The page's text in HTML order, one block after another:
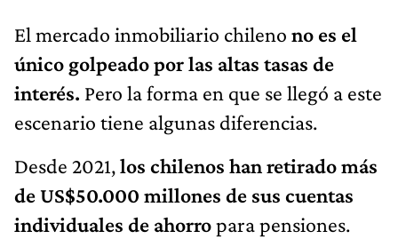
El mercado inmobiliario chileno no es el
único golpeado por las altas tasas de
interés. Pero la forma en que se llegó a este
escenario tiene algunas diferencias.
Desde 2021,los chilenos han retirado más
de US$50.000 millones de sus cuentas
individuales de ahorropara pensiones.